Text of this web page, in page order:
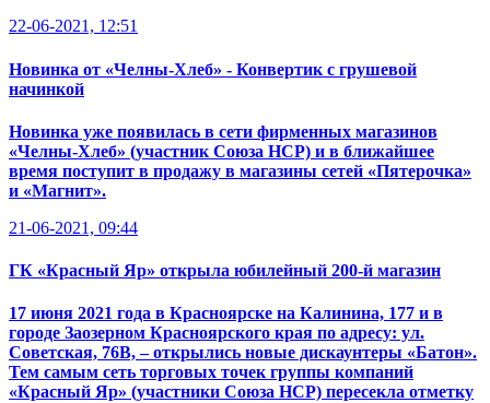
22-06-2021, 12:51
Новинка от «Челны-Хлеб» - Конвертик с грушевой
начинкой
Новинка уже появилась в сети фирменных магазинов
«Челны-Хлеб» (участник Союза НСР) и в ближайшее
время поступит в продажу в магазины сетей «Пятерочка»
и «Магнит».
21-06-2021, 09:44
ГК «Красный Яр» открыла юбилейный 200-й магазин
17 июня 2021 года в Красноярске на Калинина, 177 и в
городе Заозерном Красноярского края по адресу: ул.
Советская, 76В, – открылись новые дискаунтеры «Батон».
Тем самым сеть торговых точек группы компаний
«Красный Яр» (участники Союза НСР) пересекла отметку